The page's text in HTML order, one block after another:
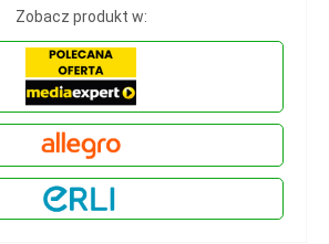
Zobacz produkt w: